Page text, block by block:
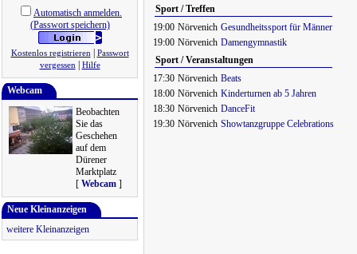
Automatisch anmelden.
(Passwort speichern)
Kostenlos registrieren|
Passwort
vergessen| Hilfe
Webcam
Beobachten
Sie das
Geschehen
auf dem
Dürener
Marktplatz
[ Webcam ]
Neue Kleinanzeigen
weitere Kleinanzeigen
Sport / Treffen
19:00 Nörvenich Gesundheitssport für Männer
19:00 Nörvenich Damengymnastik
Sport / Veranstaltungen
17:30 Nörvenich Beats
18:00 Nörvenich Kinderturnen ab 5 Jahren
18:30 Nörvenich DanceFit
19:30 Nörvenich Showtanzgruppe Celebrations